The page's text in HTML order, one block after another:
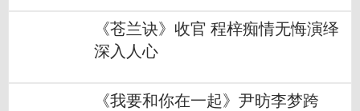
《苍兰诀》收官 程梓痴情无悔演绎
深入人心
《我要和你在一起》尹昉李梦跨